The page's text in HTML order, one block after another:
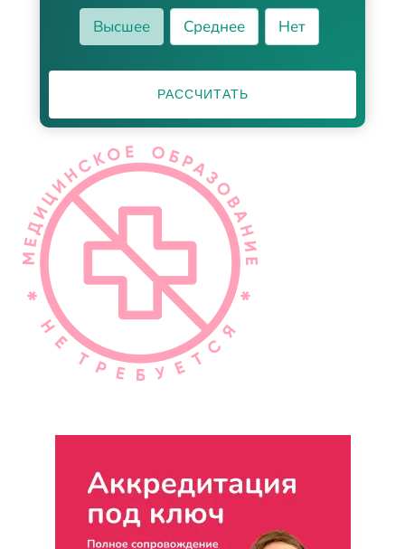
Высшее
Среднее Нет
РАССЧИТАТЬ